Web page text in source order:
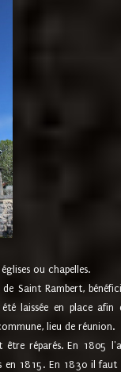
ou chapelles.
Saint Rambert,
laissée en place
lieu de réunion.
réparés. En 1805
1815. En 1830 il